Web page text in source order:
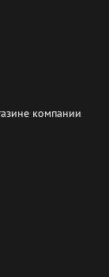
компании